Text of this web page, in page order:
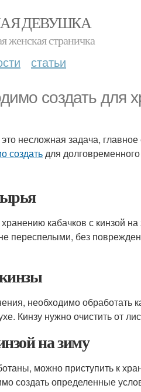
ДЕВУШКА
женская страничка
статьи
создать для
несложная задача,
создатьдля
кабачков с кинзой
переспелыми, без
необходимо обработать
Кинзу нужно очистить от
на зиму
можно приступить к
создать определенные